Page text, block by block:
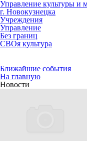
Управление культуры и
г. Новокузнецка
Учреждения
Управление
Без границ
СВОя культура
Ближайшие события
На главную
Новости